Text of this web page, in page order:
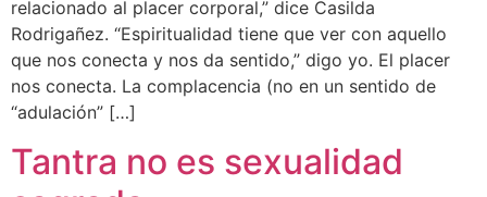
relacionado al placer corporal,” dice Casilda
Rodrigañez. “Espiritualidad tiene que ver con aquello
que nos conecta y nos da sentido,” digo yo. El placer
nos conecta. La complacencia (no en un sentido de
“adulación” […]
Tantra no es sexualidad